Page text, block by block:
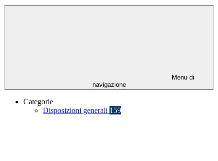
Menu di
navigazione
Categorie
Disposizioni generali 159